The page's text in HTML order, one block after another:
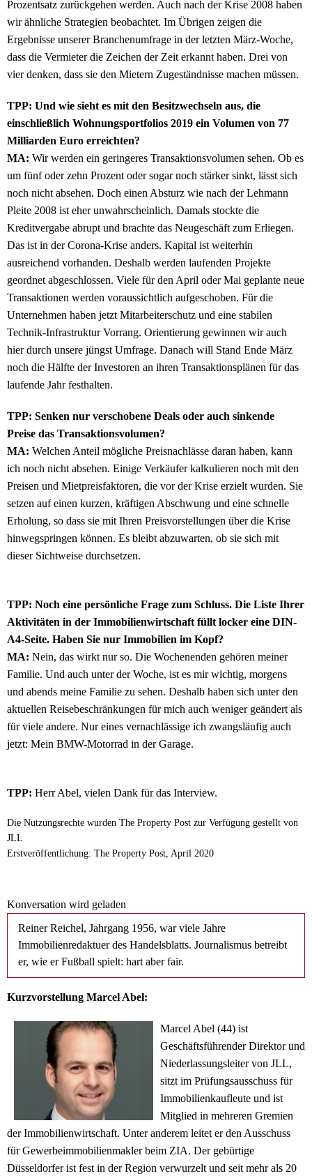
Prozentsatz zurückgehen werden. Auch nach der Krise 2008 haben
wir ähnliche Strategien beobachtet. Im Übrigen zeigen die
Ergebnisse unserer Branchenumfrage in der letzten März-Woche,
dass die Vermieter die Zeichen der Zeit erkannt haben. Drei von
vier denken, dass sie den Mietern Zugeständnisse machen müssen.
TPP: Und wie sieht es mit den Besitzwechseln aus, die
einschließlich Wohnungsportfolios 2019 ein Volumen von 77
Milliarden Euro erreichten?
MA: Wir werden ein geringeres Transaktionsvolumen sehen. Ob es
um fünf oder zehn Prozent oder sogar noch stärker sinkt, lässt sich
noch nicht absehen. Doch einen Absturz wie nach der Lehmann
Pleite 2008 ist eher unwahrscheinlich. Damals stockte die
Kreditvergabe abrupt und brachte das Neugeschäft zum Erliegen.
Das ist in der Corona-Krise anders. Kapital ist weiterhin
ausreichend vorhanden. Deshalb werden laufenden Projekte
geordnet abgeschlossen. Viele für den April oder Mai geplante neue
Transaktionen werden voraussichtlich aufgeschoben. Für die
Unternehmen haben jetzt Mitarbeiterschutz und eine stabilen
Technik-Infrastruktur Vorrang. Orientierung gewinnen wir auch
hier durch unsere jüngst Umfrage. Danach will Stand Ende März
noch die Hälfte der Investoren an ihren Transaktionsplänen für das
laufende Jahr festhalten.
TPP: Senken nur verschobene Deals oder auch sinkende
Preise das Transaktionsvolumen?
MA: Welchen Anteil mögliche Preisnachlässe daran haben, kann
ich noch nicht absehen. Einige Verkäufer kalkulieren noch mit den
Preisen und Mietpreisfaktoren, die vor der Krise erzielt wurden. Sie
setzen auf einen kurzen, kräftigen Abschwung und eine schnelle
Erholung, so dass sie mit Ihren Preisvorstellungen über die Krise
hinwegspringen können. Es bleibt abzuwarten, ob sie sich mit
dieser Sichtweise durchsetzen.
TPP: Noch eine persönliche Frage zum Schluss. Die Liste Ihrer
Aktivitäten in der Immobilienwirtschaft füllt locker eine DIN-
A4-Seite. Haben Sie nur Immobilien im Kopf?
MA: Nein, das wirkt nur so. Die Wochenenden gehören meiner
Familie. Und auch unter der Woche, ist es mir wichtig, morgens
und abends meine Familie zu sehen. Deshalb haben sich unter den
aktuellen Reisebeschränkungen für mich auch weniger geändert als
für viele andere. Nur eines vernachlässige ich zwangsläufig auch
jetzt: Mein BMW-Motorrad in der Garage.
TPP: Herr Abel, vielen Dank für das Interview.
Die Nutzungsrechte wurden The Property Post zur Verfügung gestellt von
JLL
Erstveröffentlichung: The Property Post, April 2020
Konversation wird geladen
Reiner Reichel, Jahrgang 1956, war viele Jahre
Immobilienredaktuer des Handelsblatts. Journalismus betreibt
er, wie er Fußball spielt: hart aber fair.
Kurzvorstellung Marcel Abel:
Marcel Abel (44) ist
Geschäftsführender Direktor und
Niederlassungsleiter von JLL,
sitzt im Prüfungsausschuss für
Immobilienkaufleute und ist
Mitglied in mehreren Gremien
der Immobilienwirtschaft. Unter anderem leitet er den Ausschuss
für Gewerbeimmobilienmakler beim ZIA. Der gebürtige
Düsseldorfer ist fest in der Region verwurzelt und seit mehr als 20